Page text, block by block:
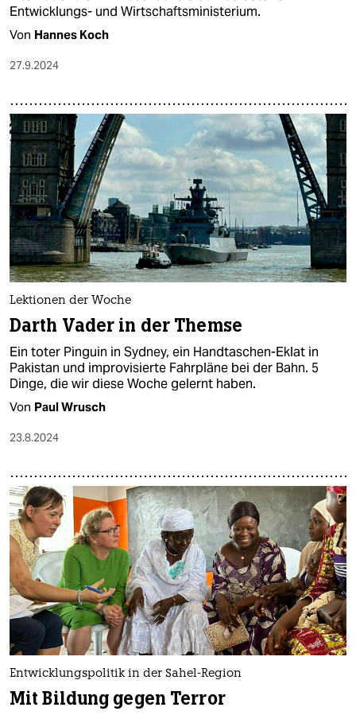
Entwicklungs- und Wirtschaftsministerium.
Von Hannes Koch
27.9.2024
Lektionen der Woche
Darth Vader in der Themse
Ein toter Pinguin in Sydney, ein Handtaschen-Eklat in
Pakistan und improvisierte Fahrpläne bei der Bahn. 5
Dinge, die wir diese Woche gelernt haben.
Von Paul Wrusch
23.8.2024
Entwicklungspolitik in der Sahel-Region
Mit Bildung gegen Terror